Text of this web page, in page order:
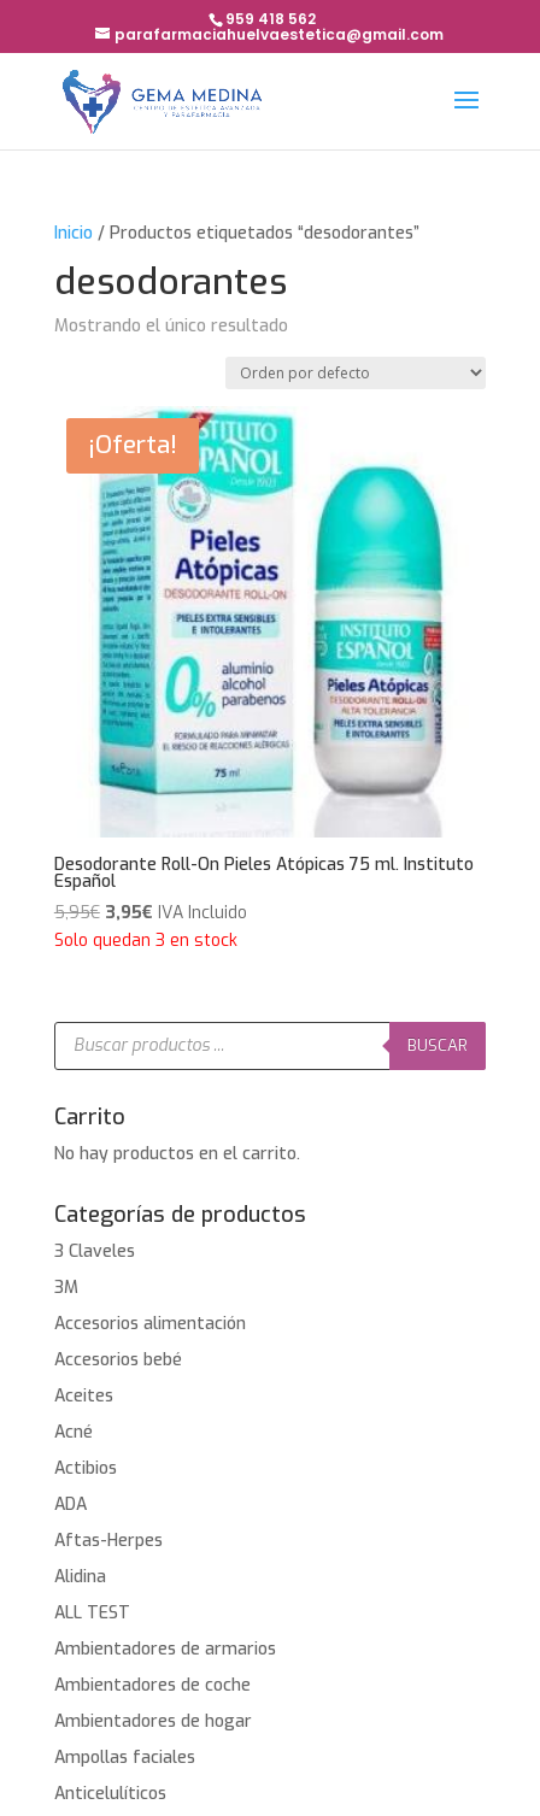
959 418 562
parafarmaciahuelvaestetica@gmail.com
Inicio / Productos etiquetados “desodorantes”
desodorantes
Mostrando el único resultado
¡Oferta!
Desodorante Roll-On Pieles Atópicas 75 ml. Instituto
Español
5,95€ El
precio
5,95€.
3,95€El
precio
3,95€.
IVA Incluido
Solo quedan 3 en stock
Búsqueda
productos
BUSCAR
Carrito
No hay productos en el carrito.
Categorías de productos
3 Claveles
3M
Accesorios alimentación
Accesorios bebé
Aceites
Acné
Actibios
ADA
Aftas-Herpes
Alidina
ALL TEST
Ambientadores de armarios
Ambientadores de coche
Ambientadores de hogar
Ampollas faciales
Anticelulíticos